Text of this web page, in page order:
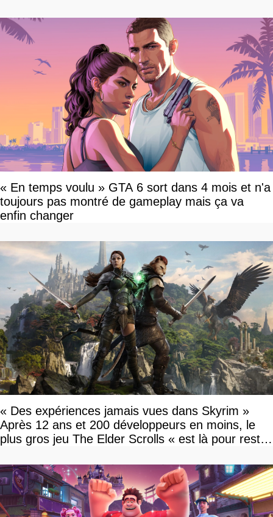
« En temps voulu » GTA 6 sort dans 4 mois et n'a
toujours pas montré de gameplay mais ça va
enfin changer
« Des expériences jamais vues dans Skyrim »
Après 12 ans et 200 développeurs en moins, le
plus gros jeu The Elder Scrolls « est là pour rester